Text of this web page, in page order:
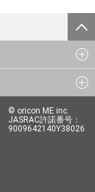
© oricon ME inc.
JASRAC許諾番号：
9009642140Y38026